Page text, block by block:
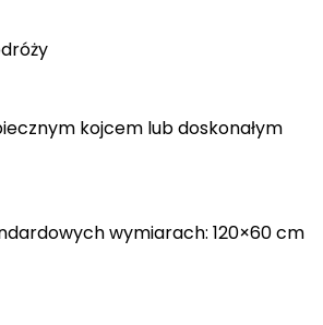
kojcem lub doskonałym
wymiarach: 120×60 cm